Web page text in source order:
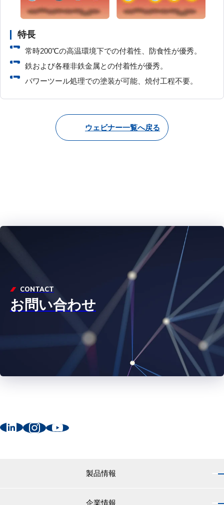
特長
常時200℃の高温環境下での付着性、防食性が優秀。
鉄および各種非鉄金属との付着性が優秀。
パワーツール処理での塗装が可能、焼付工程不要。
ウェビナー一覧へ戻る
CONTACT
お問い合わせ
製品情報
企業情報